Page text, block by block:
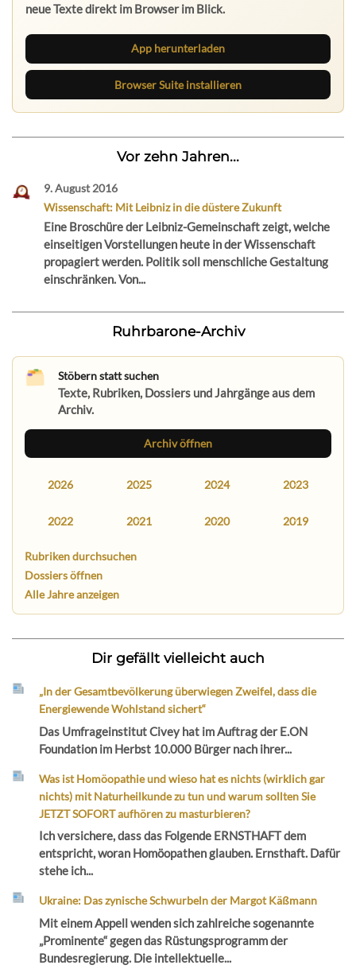
neue Texte direkt im Browser im Blick.
App herunterladen
Browser Suite installieren
Vor zehn Jahren...
9. August 2016
Wissenschaft: Mit Leibniz in die düstere Zukunft
Eine Broschüre der Leibniz-Gemeinschaft zeigt, welche
einseitigen Vorstellungen heute in der Wissenschaft
propagiert werden. Politik soll menschliche Gestaltung
einschränken. Von...
Ruhrbarone-Archiv
Stöbern statt suchen
Texte, Rubriken, Dossiers und Jahrgänge aus dem
Archiv.
Archiv öffnen
2026 2025 2024 2023
2022 2021 2020 2019
Rubriken durchsuchen
Dossiers öffnen
Alle Jahre anzeigen
Dir gefällt vielleicht auch
„In der Gesamtbevölkerung überwiegen Zweifel, dass die
Energiewende Wohlstand sichert“
Das Umfrageinstitut Civey hat im Auftrag der E.ON
Foundation im Herbst 10.000 Bürger nach ihrer...
Was ist Homöopathie und wieso hat es nichts (wirklich gar
nichts) mit Naturheilkunde zu tun und warum sollten Sie
JETZT SOFORT aufhören zu masturbieren?
Ich versichere, dass das Folgende ERNSTHAFT dem
entspricht, woran Homöopathen glauben. Ernsthaft. Dafür
stehe ich...
Ukraine: Das zynische Schwurbeln der Margot Käßmann
Mit einem Appell wenden sich zahlreiche sogenannte
„Prominente“ gegen das Rüstungsprogramm der
Bundesregierung. Die intellektuelle...